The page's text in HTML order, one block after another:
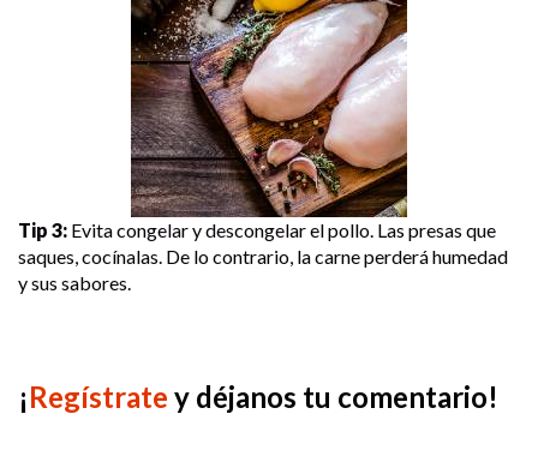
Tip 3: Evita congelar y descongelar el pollo. Las presas que
saques, cocínalas. De lo contrario, la carne perderá humedad
y sus sabores.
¡Regístrate y déjanos tu comentario!